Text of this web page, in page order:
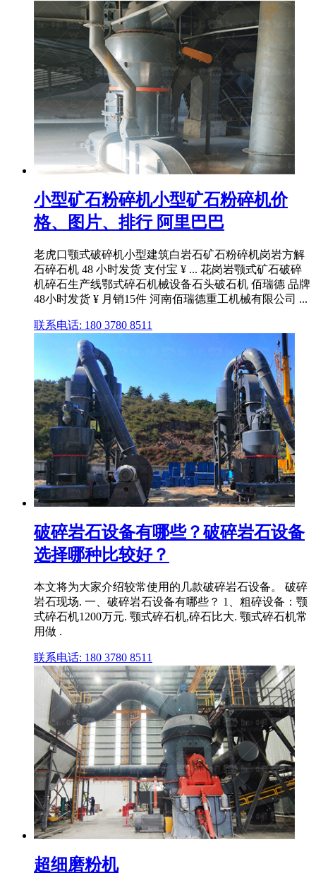
小型矿石粉碎机小型矿石粉碎机价
格、图片、排行 阿里巴巴
老虎口颚式破碎机小型建筑白岩石矿石粉碎机岗岩方解
石碎石机 48 小时发货 支付宝 ¥ ... 花岗岩颚式矿石破碎
机碎石生产线鄂式碎石机械设备石头破石机 佰瑞德 品牌
48小时发货 ¥ 月销15件 河南佰瑞德重工机械有限公司 ...
联系电话: 180 3780 8511
破碎岩石设备有哪些？破碎岩石设备
选择哪种比较好？
本文将为大家介绍较常使用的几款破碎岩石设备。 破碎
岩石现场. 一、破碎岩石设备有哪些？ 1、粗碎设备：颚
式碎石机1200万元. 颚式碎石机,碎石比大. 颚式碎石机常
用做 .
联系电话: 180 3780 8511
超细磨粉机